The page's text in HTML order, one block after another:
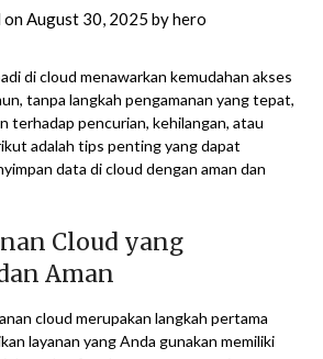
onAugust 30, 2025 byhero
di cloud menawarkan kemudahan akses
tanpa langkah pengamanan yang tepat,
terhadap pencurian, kehilangan, atau
adalah tips penting yang dapat
data di cloud dengan aman dan
Cloud yang
Aman
cloud merupakan langkah pertama
layanan yang Anda gunakan memiliki